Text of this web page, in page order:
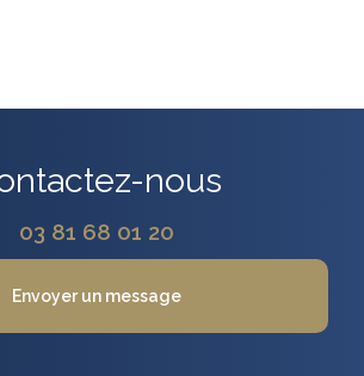
nous
03 81 68 01 20
Envoyer un message